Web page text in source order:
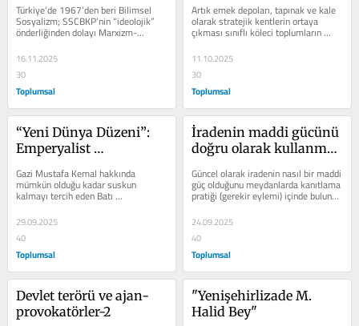
Türkiye’de 1967’den beri Bilimsel
Sosyalizm; SSCBKP’nin “ideolojik”
önderliğinden dolayı Marxizm-
Leninizm (Stalin) olarak algılandı ve...
16.11.2025
30
Toplumsal
Artık emek depoları, tapınak ve kale
olarak stratejik kentlerin ortaya
çıkması sınıflı köleci toplumların
devletleşmesinin olgusunu...
11.10.2025
30
Toplumsal
“Yeni Dünya Düzeni”:
Emperyalist
nizamının tıpkı basımı!
Gazi Mustafa Kemal hakkında
mümkün olduğu kadar suskun
kalmayı tercih eden Batı
entelektüalizmi, bazı adamlar
hakkında destanlar kurgulamayı...
29.09.2025
40
Toplumsal
İradenin maddi gücünü
doğru olarak kullanma
Güncel olarak iradenin nasıl bir maddi
güç olduğunu meydanlarda kanıtlama
pratiği (gerekir eylemi) içinde bulunan
radikal değişim isteyen...
24.09.2025
40
Toplumsal
Devlet terörü ve ajan-
provokatörler-2
"Yenişehirlizade M.
Halid Bey"